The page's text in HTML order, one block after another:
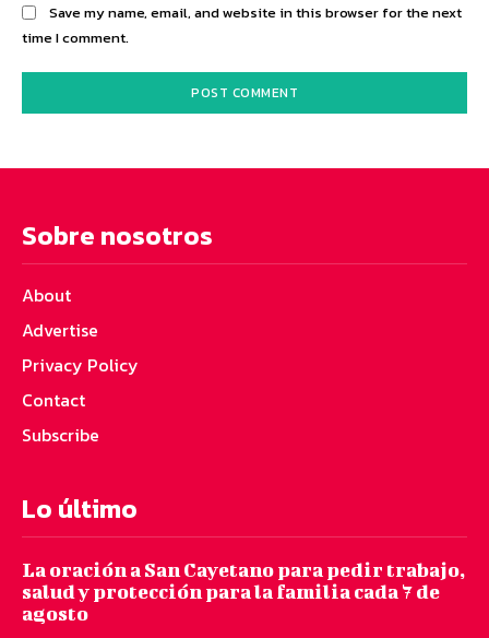
Save my name, email, and website in this browser for the next
time I comment.
Sobre nosotros
About
Advertise
Privacy Policy
Contact
Subscribe
Lo último
La oración a San Cayetano para pedir trabajo,
salud y protección para la familia cada 7 de
agosto